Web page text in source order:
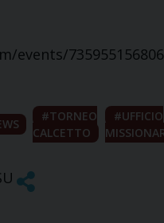
events/
TORNEO
CALCETTO
UFFICIO